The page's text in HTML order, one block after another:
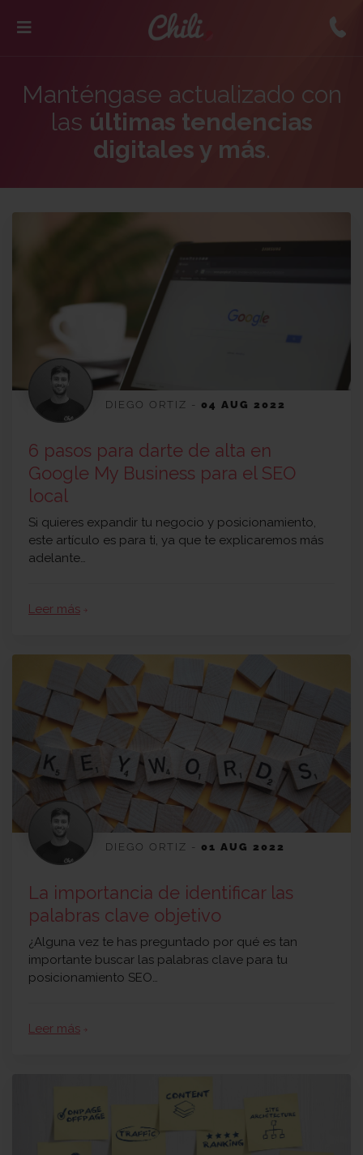
Manténgase actualizado con
las últimas tendencias
digitales y más.
DIEGO ORTIZ - 04 AUG 2022
6 pasos para darte de alta en
Google My Business para el SEO
local
Si quieres expandir tu negocio y posicionamiento,
este artículo es para ti, ya que te explicaremos más
adelante…
Leer más arrow_forward
DIEGO ORTIZ - 01 AUG 2022
La importancia de identificar las
palabras clave objetivo
¿Alguna vez te has preguntado por qué es tan
importante buscar las palabras clave para tu
posicionamiento SEO…
Leer más arrow_forward